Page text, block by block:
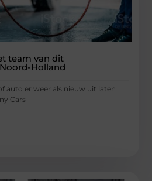
team van dit
Holland
auto er weer als nieuw uit laten
Cars